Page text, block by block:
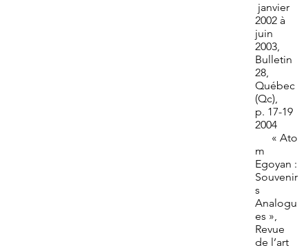
janvier
2002 à
juin
2003,
Bulletin
28,
Québec
(Qc),
p. 17-19
2004
« Ato
m
Egoyan :
Souvenir
s
Analogu
es »,
Revue
de l’art